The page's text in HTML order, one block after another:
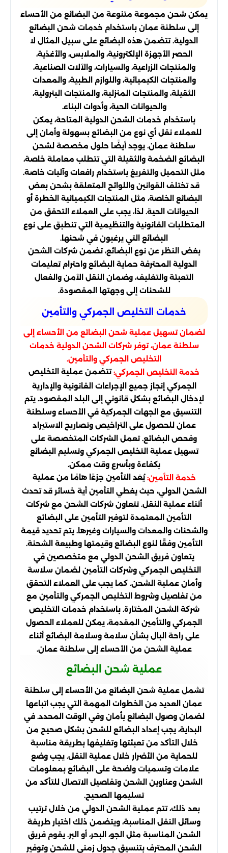
يمكن شحن مجموعة متنوعة من البضائع من الأحساء
إلى سلطنة عمان باستخدام خدمات شحن البضائع
الدولية. تتضمن هذه البضائع على سبيل المثال لا
الحصر الأجهزة الإلكترونية، والملابس، والأغذية،
والمنتجات الزراعية، والسيارات، والآلات الصناعية،
والمنتجات الكيميائية، واللوازم الطبية، والمعدات
الثقيلة، والمنتجات المنزلية، والمنتجات البترولية،
والحيوانات الحية، وأدوات البناء.
باستخدام خدمات الشحن الدولية المتاحة، يمكن
للعملاء نقل أي نوع من البضائع بسهولة وأمان إلى
سلطنة عمان. يوجد أيضًا حلول مخصصة لشحن
البضائع الضخمة والثقيلة التي تتطلب معاملة خاصة،
مثل التحميل والتفريغ باستخدام رافعات وآليات خاصة.
قد تختلف القوانين واللوائح المتعلقة بشحن بعض
البضائع الخاصة، مثل المنتجات الكيميائية الخطرة أو
الحيوانات الحية. لذا، يجب على العملاء التحقق من
المتطلبات القانونية والتنظيمية التي تنطبق على نوع
البضائع التي يرغبون في شحنها.
بغض النظر عن نوع البضائع، تضمن شركات الشحن
الدولية المحترفة حماية البضائع واحترام تعليمات
التعبئة والتغليف، وضمان النقل الآمن والفعال
للشحنات إلى وجهتها المقصودة.
خدمات التخليص الجمركي والتأمين
لضمان تسهيل عملية شحن البضائع من الأحساء إلى
سلطنة عمان، توفر شركات الشحن الدولية خدمات
التخليص الجمركي والتأمين.
خدمة التخليص الجمركي:تتضمن عملية التخليص
الجمركي إنجاز جميع الإجراءات القانونية والإدارية
لإدخال البضائع بشكل قانوني إلى البلد المقصود. يتم
التنسيق مع الجهات الجمركية في الأحساء وسلطنة
عمان للحصول على التراخيص وتصاريح الاستيراد
وفحص البضائع. تعمل الشركات المتخصصة على
تسهيل عملية التخليص الجمركي وتسليم البضائع
بكفاءة وبأسرع وقت ممكن.
خدمة التأمين:يُعَد التأمين جزءًا هامًا من عملية
الشحن الدولي، حيث يغطي التأمين أية خسائر قد تحدث
أثناء عملية النقل. تتعاون شركات الشحن مع شركات
التأمين المعتمدة لتوفير التأمين على البضائع
والشحنات والمعدات والسيارات وغيرها. يتم تحديد قيمة
التأمين وفقًا لنوع البضائع وقيمتها وطبيعة الشحنة.
يتعاون فريق الشحن الدولي مع متخصصين في
التخليص الجمركي وشركات التأمين لضمان سلاسة
وأمان عملية الشحن. كما يجب على العملاء التحقق
من تفاصيل وشروط التخليص الجمركي والتأمين مع
شركة الشحن المختارة. باستخدام خدمات التخليص
الجمركي والتأمين المقدمة، يمكن للعملاء الحصول
على راحة البال بشأن سلامة وسلامة البضائع أثناء
عملية الشحن من الأحساء إلى سلطنة عمان.
عملية شحن البضائع
تشمل عملية شحن البضائع من الأحساء إلى سلطنة
عمان العديد من الخطوات المهمة التي يجب اتباعها
لضمان وصول البضائع بأمان وفي الوقت المحدد. في
البداية، يجب إعداد البضائع للشحن بشكل صحيح من
خلال التأكد من تعبئتها وتغليفها بطريقة مناسبة
للحماية من الأضرار خلال عملية النقل. يجب وضع
علامات وتسميات واضحة على البضائع بمعلومات
الشحن وعناوين الشحن وتفاصيل الاتصال للتأكد من
تسليمها الصحيح.
بعد ذلك، تتم عملية الشحن الدولي من خلال ترتيب
وسائل النقل المناسبة، ويتضمن ذلك اختيار طريقة
الشحن المناسبة مثل الجو، البحر، أو البر. يقوم فريق
الشحن المحترف بتنسيق جدول زمني للشحن وتوفير